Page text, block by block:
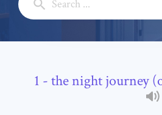
- the night journey
Subject: *
Comment: *